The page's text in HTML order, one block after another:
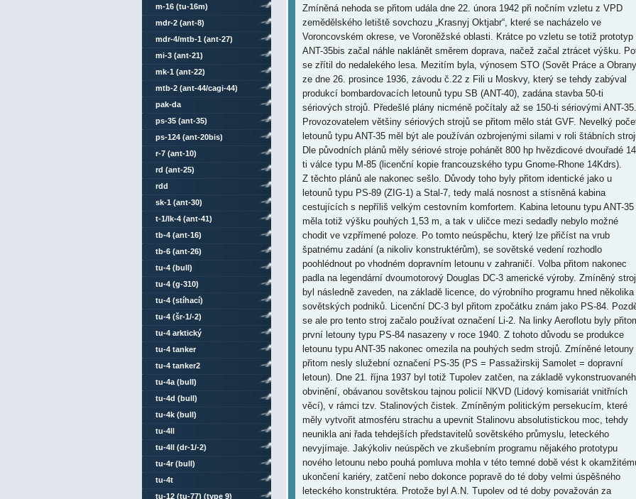
Zmíněná nehoda se přitom udála dne 22. února 1942 při nočním vzletu z VPD
zemědělského letiště sovchozu „Krasnyj Oktjabr“, které se nacházelo ve
Voroncovském okrese, ve Voroněžské oblasti. Krátce po vzletu se totiž prototyp
ANT-35bis začal náhle naklánět směrem doprava, načež začal ztrácet výšku.
se zřítil do nedalekého lesa. Mezitím byla, výnosem STO (Sovět Práce a
ze dne 26. prosince 1936, závodu č.22 z Fili u Moskvy, který se tehdy zabýval
produkcí bombardovacích letounů typu SB (ANT-40), zadána stavba 50-ti
sériových strojů. Předešlé plány nicméně počítaly až se 150-ti sériovými ANT-35.
Provozovatelem většiny sériových strojů se přitom mělo stát GVF. Nevelký
letounů typu ANT-35 měl být ale používán ozbrojenými silami v roli štábních
Dle původních plánů měly sériové stroje pohánět 800 hp hvězdicové dvouřadé
ti válce typu M-85 (licenční kopie francouzského typu Gnome-Rhone 14Kdrs).
Z těchto plánů ale nakonec sešlo. Důvody toho byly přitom identické jako u
letounů typu PS-89 (ZIG-1) a Stal-7, tedy malá nosnost a stísněná kabina
cestujících s nepříliš velkým cestovním komfortem. Kabina letounu typu ANT-35
měla totiž výšku pouhých 1,53 m, a tak v uličce mezi sedadly nebylo možné
chodit ve vzpřímené poloze. Po tomto neúspěchu, který lze přičíst na vrub
špatnému zadání (a nikoliv konstruktérům), se sovětské vedení rozhodlo
poohlédnout po vhodném dopravním letounu v zahraničí. Volba přitom nakonec
padla na legendární dvoumotorový Douglas DC-3 americké výroby. Zmíněný stroj
byl následně zaveden, na základě licence, do výrobního programu hned několika
sovětských podniků. Licenční DC-3 byl přitom zpočátku znám jako PS-84.
se ale pro tento stroj začalo používat označení Li-2. Na linky Aeroflotu byly
první letouny typu PS-84 nasazeny v roce 1940. Z tohoto důvodu se produkce
letounu typu ANT-35 nakonec omezila na pouhých sedm strojů. Zmíněné letouny
přitom nesly služební označení PS-35 (PS = Passažirskij Samolet = dopravní
letoun). Dne 21. října 1937 byl totiž Tupolev zatčen, na základě
obvinění, obávanou sovětskou tajnou policií NKVD (Lidový komisariát vnitřních
věcí), v rámci tzv. Stalinových čistek. Zmíněným politickým persekucím, které
měly vytvořit atmosféru strachu a upevnit Stalinovu absolutistickou moc, tehdy
neunikla ani řada tehdejších představitelů sovětského průmyslu, leteckého
nevyjímaje. Jakýkoliv neúspěch ve zkušebním programu nějakého prototypu
nového letounu nebo pouhá pomluva mohla v této temné době vést k
ukončení kariéry, zatčení nebo dokonce popravě do té doby velmi úspěšného
leteckého konstruktéra. Protože byl A.N. Tupolev od té doby považován za
m-16 (tu-16m)
mdr-2 (ant-8)
mdr-4/mtb-1 (ant-27)
mi-3 (ant-21)
mk-1 (ant-22)
mtb-2 (ant-44/cagi-44)
pak-da
ps-35 (ant-35)
ps-124 (ant-20bis)
r-7 (ant-10)
rd (ant-25)
rdd
sk-1 (ant-30)
t-1/lk-4 (ant-41)
tb-4 (ant-16)
tb-6 (ant-26)
tu-4 (bull)
tu-4 (g-310)
tu-4 (stíhací)
tu-4 (šr-1/-2)
tu-4 arktický
tu-4 tanker
tu-4 tanker2
tu-4a (bull)
tu-4d (bull)
tu-4k (bull)
tu-4ll
tu-4ll (dr-1/-2)
tu-4r (bull)
tu-4t
tu-12 (tu-77) (type 9)